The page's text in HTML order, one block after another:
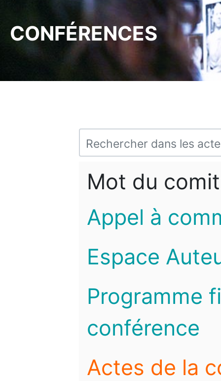
CONFÉRENCES
Mot du
Appel à
Espace
Programme
conférence
Actes de la